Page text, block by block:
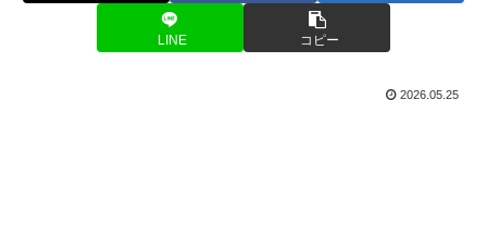
LINE コピー
2026.05.25